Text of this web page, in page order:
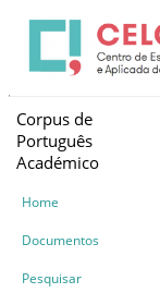
Corpus de
Português
Académico
Home
Documentos
Pesquisar